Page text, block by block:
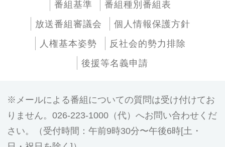
番組基準
番組種別番組表
放送番組審議会
個人情報保護方針
人権基本姿勢
反社会的勢力排除
後援等名義申請
メールによる番組についての質問は受け付けてお
りません。026-223-1000（代）へお問い合わせくだ
さい。（受付時間：午前9時30分〜午後6時[土・